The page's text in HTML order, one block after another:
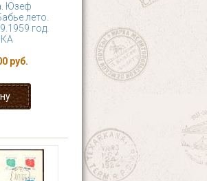
Юзеф
лето.
год.
руб.